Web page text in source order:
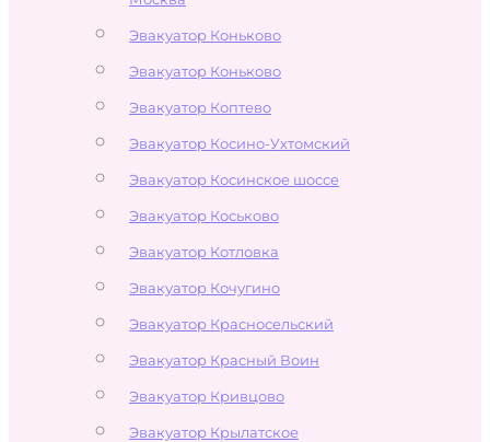
Эвакуатор Коньково
Эвакуатор Коньково
Эвакуатор Коптево
Эвакуатор Косино-Ухтомский
Эвакуатор Косинское шоссе
Эвакуатор Коськово
Эвакуатор Котловка
Эвакуатор Кочугино
Эвакуатор Красносельский
Эвакуатор Красный Воин
Эвакуатор Кривцово
Эвакуатор Крылатское